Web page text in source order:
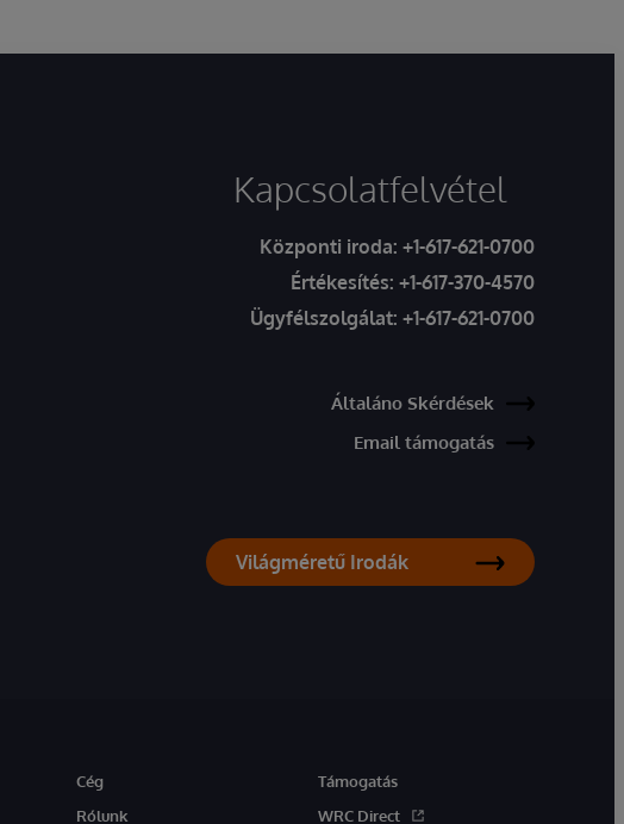
Kapcsolatfelvétel
Központi iroda: +1-617-621-0700
Értékesítés: +1-617-370-4570
Ügyfélszolgálat: +1-617-621-0700
Általáno Skérdések
Email támogatás
Világméretű Irodák
Cég
Rólunk
Támogatás
WRC Direct